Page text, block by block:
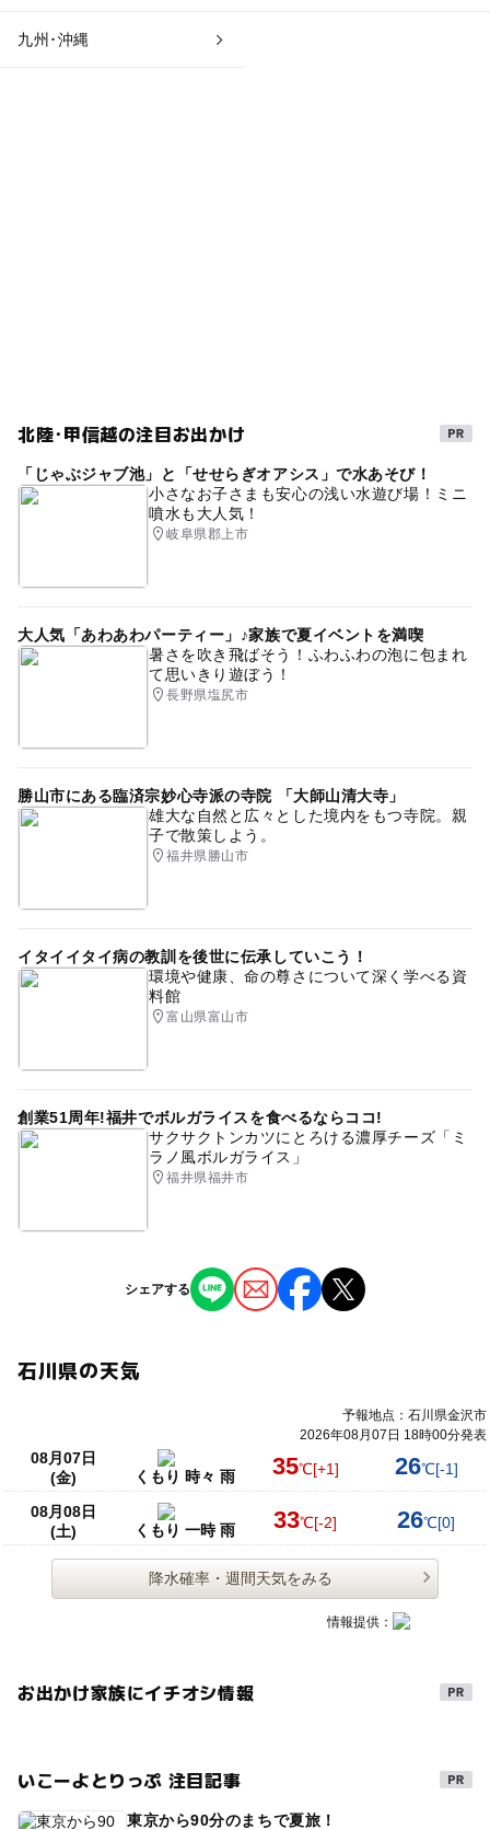
九州･沖縄
北陸･甲信越の注目お出かけ
「じゃぶジャブ池」と「せせらぎオアシス」で水あそび！
小さなお子さまも安心の浅い水遊び場！ミニ
噴水も大人気！
岐阜県郡上市
大人気「あわあわパーティー」♪家族で夏イベントを満喫
暑さを吹き飛ばそう！ふわふわの泡に包まれ
て思いきり遊ぼう！
長野県塩尻市
勝山市にある臨済宗妙心寺派の寺院 「大師山清大寺」
雄大な自然と広々とした境内をもつ寺院。親
子で散策しよう。
福井県勝山市
イタイイタイ病の教訓を後世に伝承していこう！
環境や健康、命の尊さについて深く学べる資
料館
富山県富山市
創業51周年!福井でボルガライスを食べるならココ!
サクサクトンカツにとろける濃厚チーズ「ミ
ラノ風ボルガライス」
福井県福井市
シェアする
石川県の天気
予報地点：石川県金沢市
2026年08月07日 18時00分発表
08月07日
(金)
くもり 時々 雨 35℃[+1] 26℃[-1]
08月08日
(土)
くもり 一時 雨 33℃[-2] 26℃[0]
降水確率・週間天気をみる
情報提供：
お出かけ家族にイチオシ情報
いこーよとりっぷ 注目記事
東京から90分のまちで夏旅！